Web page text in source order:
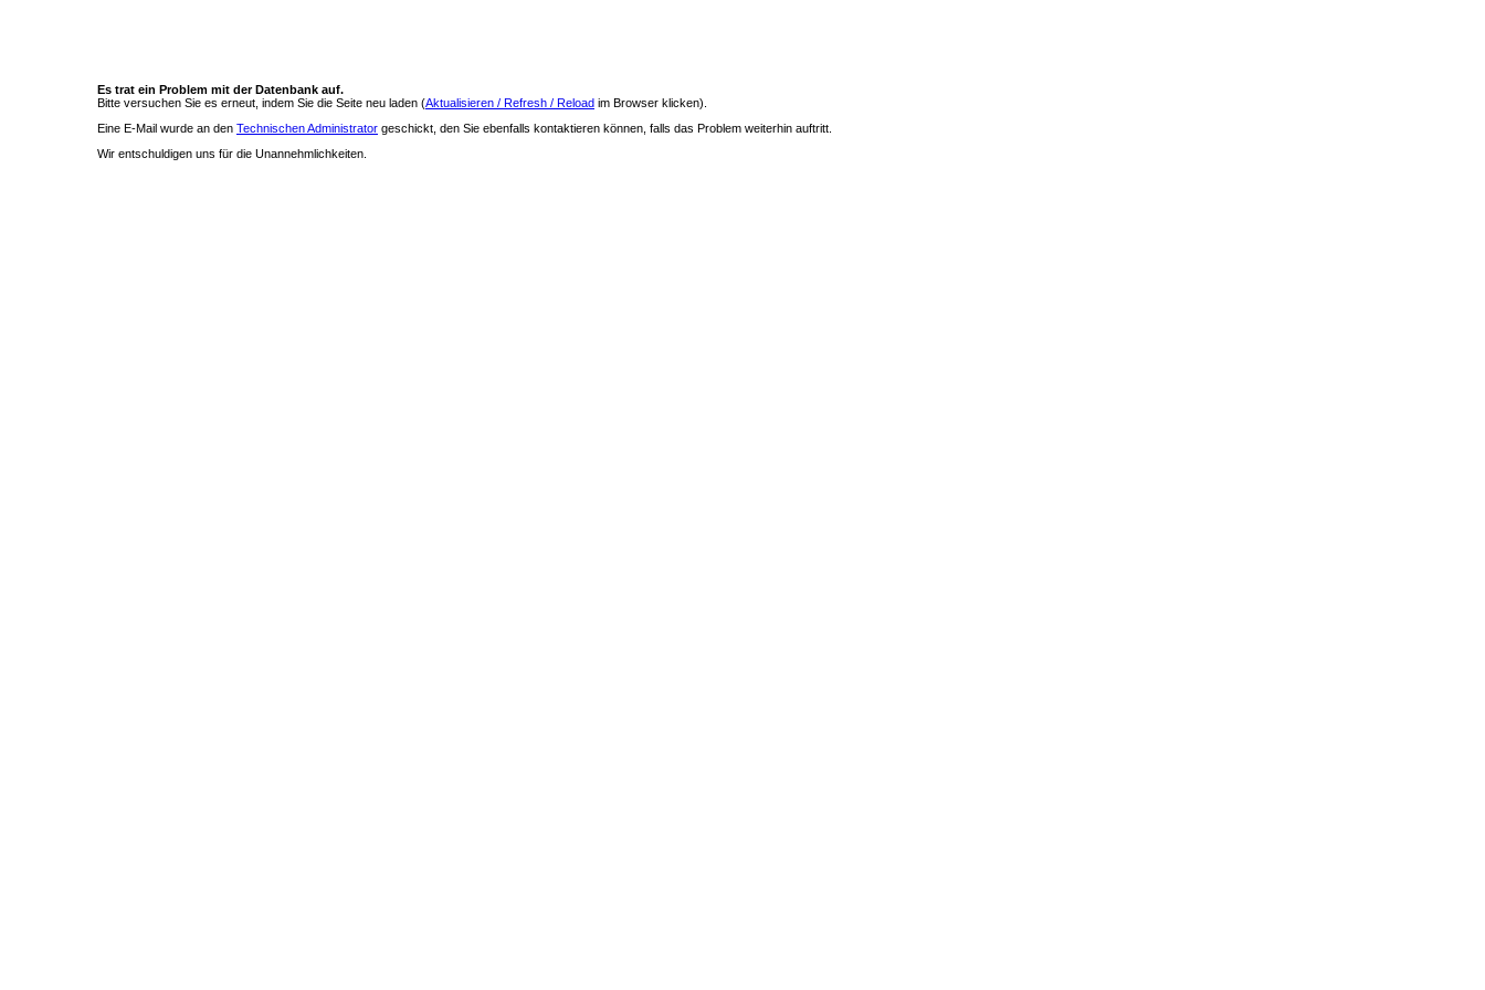
Es trat ein Problem mit der Datenbank auf.
Bitte versuchen Sie es erneut, indem Sie die Seite neu laden (Aktualisieren / Refresh / Reload im Browser klicken).
Eine E-Mail wurde an den Technischen Administrator geschickt, den Sie ebenfalls kontaktieren können, falls das Problem weiterhin auftritt.
Wir entschuldigen uns für die Unannehmlichkeiten.